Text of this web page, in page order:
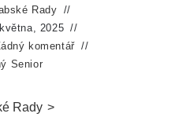
Rady
2025
komentář
Senior
Rady >